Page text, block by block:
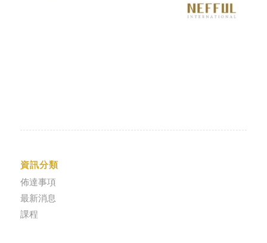
資訊分類
佈達事項
最新消息
課程